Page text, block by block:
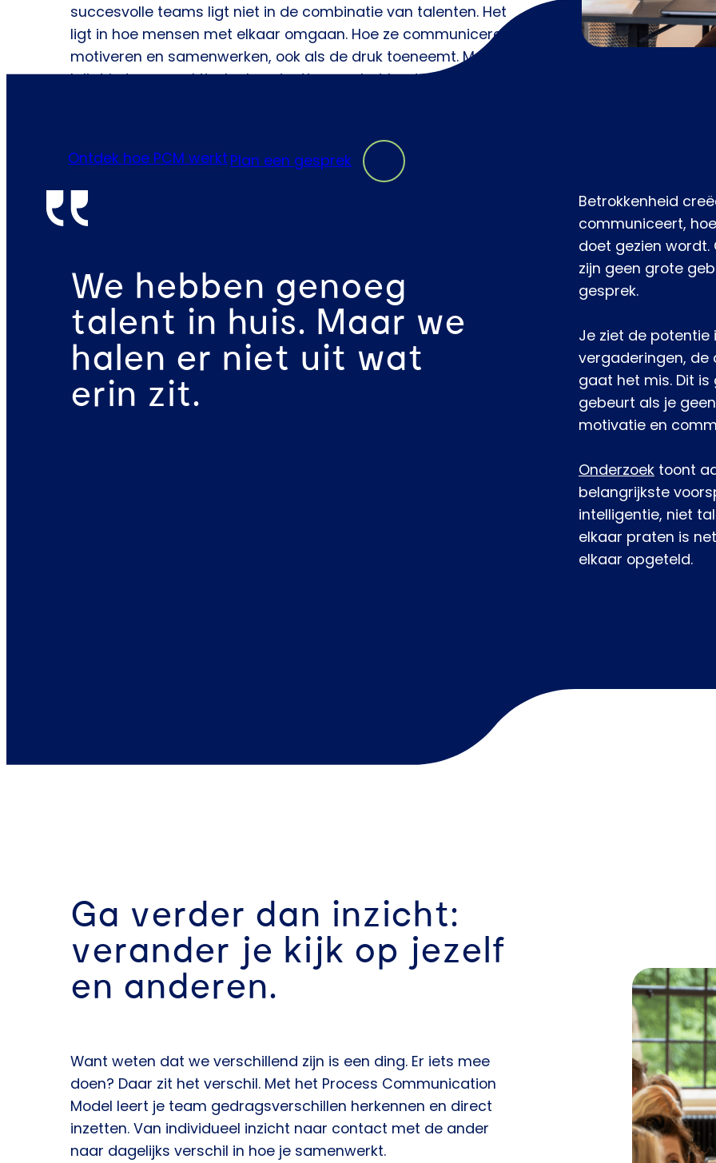
succesvolle teams ligt niet in de combinatie van talenten. Het
ligt in hoe mensen met elkaar omgaan. Hoe ze communiceren,
motiveren en samenwerken, ook als de druk toeneemt. Met PCM
krijgt je team praktische handvatten om het beste bij elkaar
Ontdek hoe PCM werkt Plan een gesprek
We hebben genoeg
talent in huis. Maar we
halen er niet uit wat
erin zit.
Betrokkenheid
communiceert,
doet gezien
zijn geen grote
gesprek.
Je ziet de potentie
vergaderingen, de
gaat het mis. Dit
gebeurt als je
motivatie en
Onderzoek toont
belangrijkste
intelligentie, niet
elkaar praten is
elkaar opgeteld.
Ga verder dan inzicht:
verander je kijk op jezelf
en anderen.
Want weten dat we verschillend zijn is een ding. Er iets mee
doen? Daar zit het verschil. Met het Process Communication
Model leert je team gedragsverschillen herkennen en direct
inzetten. Van individueel inzicht naar contact met de ander
naar dagelijks verschil in hoe je samenwerkt.